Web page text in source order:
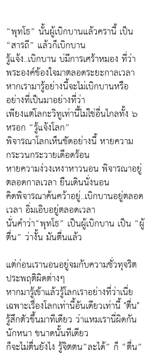
“พุทโธ” นั้นผู้เบิกบานแล้วครานี้ เป็น
“สารถี” แล้วก็เบิกบาน
รู้แจ้ง..เบิกบาน บ่มีการเศร้าหมอง ที่ว่า
พระองค์ข้องใจมาตลอดระยะกาลเวลา
หากเรามารู้อย่างนี้จะไม่เบิกบานหรือ
อย่างที่เป็นมาอย่างที่ว่า
เพียงแต่โลกะวิทูเท่านี้ไม่ใช่อื่นไกลทั้ง ๖
หรอก “รู้แจ้งโลก”
พิจารณาโลกเห็นชัดอย่างนี้ หายความ
กระวนกระวายเดือดร้อน
หายความง่วงเหงาหาวนอน พิจารณาอยู่
ตลอดกาลเวลา ยืนเดินนั่งนอน
คิดพิจารณาค้นคว้าอยู่..เบิกบานอยู่ตลอด
เวลา อิ่มเอิบอยู่ตลอดเวลา
นั่นคำว่า“พุทโธ” เป็นผู้เบิกบาน เป็น “ผู้
ตื่น” ว่างั้น มันตื่นแล้ว
แต่ก่อนเรานอนอยู่จมกับความชั่วทุจริต
ประพฤติผิดต่างๆ
หากมารู้เข้าแล้วรู้โลกเราอย่างที่ว่าเนี่ย
เฉพาะเรื่องโลกเท่านี้อันเดียวเท่านี้ "ตื่น"
รู้สึกตัวขึ้นมาทีเดียว ว่าแหมเรานี่ผิดกัน
นักหนา ขนาดนั้นทีเดียว
ก็จะไม่ตื่นยังไง รู้จิตตน”ละได้” ก็ “ตื่น”